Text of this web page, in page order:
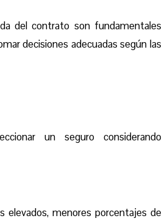
del contrato son fundamentales
decisiones adecuadas según las
un seguro considerando
elevados, menores porcentajes de